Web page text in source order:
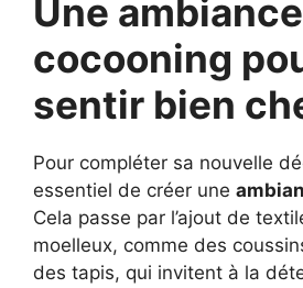
Une ambiance
cocooning
sentir bien
Pour compléter sa nouvelle
essentiel de créer une
Cela passe par l’ajout de
moelleux, comme des
des tapis, qui invitent à la